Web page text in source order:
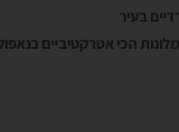
בעיר
הכי אטרקטיביים